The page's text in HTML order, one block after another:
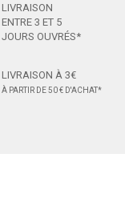
LIVRAISON
ENTRE 3 ET 5
JOURS OUVRÉS*
LIVRAISON À 3€
À PARTIR DE 50 € D'ACHAT*